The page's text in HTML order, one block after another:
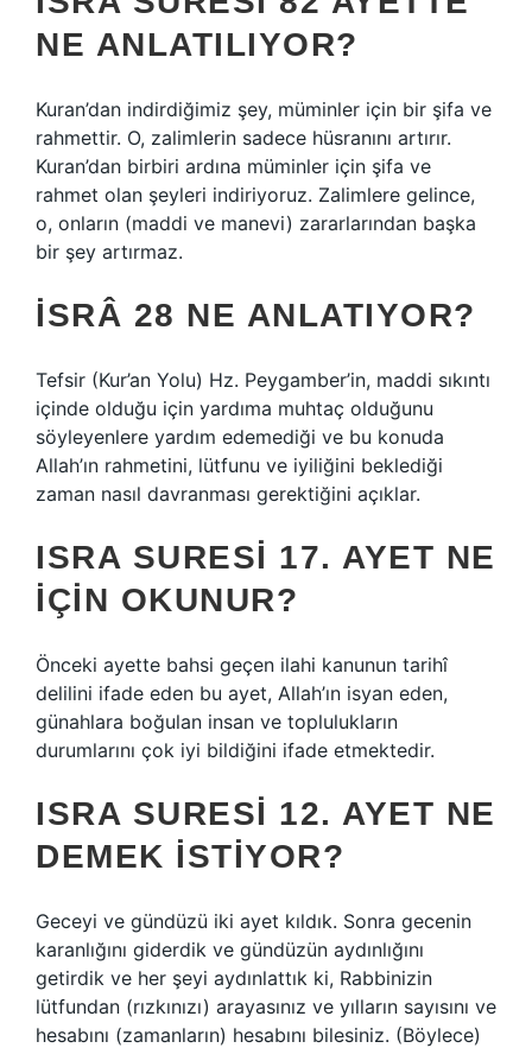
NE ANLATILIYOR?
Kuran’dan indirdiğimiz şey, müminler için bir şifa ve
rahmettir. O, zalimlerin sadece hüsranını artırır.
Kuran’dan birbiri ardına müminler için şifa ve
rahmet olan şeyleri indiriyoruz. Zalimlere gelince,
o, onların (maddi ve manevi) zararlarından başka
bir şey artırmaz.
İSRÂ 28 NE ANLATIYOR?
Tefsir (Kur’an Yolu) Hz. Peygamber’in, maddi sıkıntı
içinde olduğu için yardıma muhtaç olduğunu
söyleyenlere yardım edemediği ve bu konuda
Allah’ın rahmetini, lütfunu ve iyiliğini beklediği
zaman nasıl davranması gerektiğini açıklar.
ISRA SURESI 17. AYET NE
IÇIN OKUNUR?
Önceki ayette bahsi geçen ilahi kanunun tarihî
delilini ifade eden bu ayet, Allah’ın isyan eden,
günahlara boğulan insan ve toplulukların
durumlarını çok iyi bildiğini ifade etmektedir.
ISRA SURESI 12. AYET NE
DEMEK ISTIYOR?
Geceyi ve gündüzü iki ayet kıldık. Sonra gecenin
karanlığını giderdik ve gündüzün aydınlığını
getirdik ve her şeyi aydınlattık ki, Rabbinizin
lütfundan (rızkınızı) arayasınız ve yılların sayısını ve
hesabını (zamanların) hesabını bilesiniz. (Böylece)